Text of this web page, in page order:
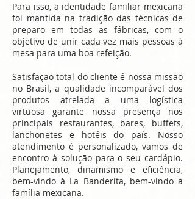
Para isso, a identidade familiar mexicana
foi mantida na tradição das técnicas de
preparo em todas as fábricas, com o
objetivo de unir cada vez mais pessoas à
mesa para uma boa refeição.
Satisfação total do cliente é nossa missão
no Brasil, a qualidade incomparável dos
produtos atrelada a uma logística
virtuosa garante nossa presença nos
principais restaurantes, bares, buffets,
lanchonetes e hotéis do país. Nosso
atendimento é personalizado, vamos de
encontro à solução para o seu cardápio.
Planejamento, dinamismo e eficiência,
bem-vindo à La Banderita, bem-vindo à
família mexicana.